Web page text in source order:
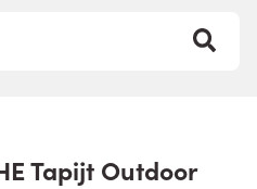
Tapijt Outdoor